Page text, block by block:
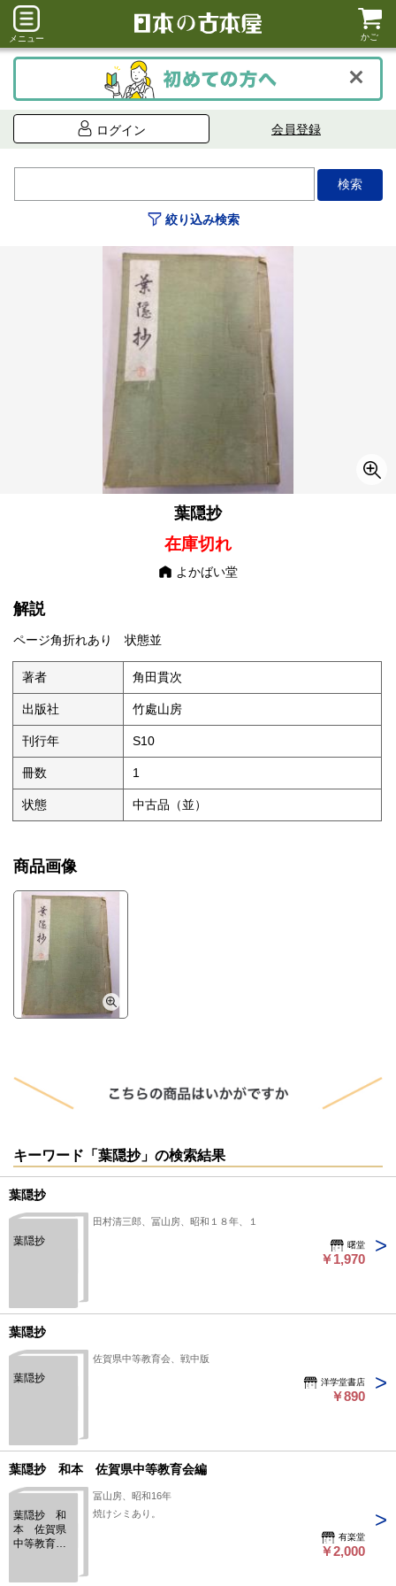
メニュー かご
ログイン 会員登録
絞り込み検索
葉隠抄
在庫切れ
よかばい堂
解説
ページ角折れあり 状態並
著者 角田貫次
出版社 竹處山房
刊行年 S10
冊数 1
状態 中古品（並）
商品画像
キーワード「葉隠抄」の検索結果
葉隠抄
葉隠抄
田村清三郎、冨山房、昭和１８年、１
曙堂
￥1,970
葉隠抄
葉隠抄
佐賀県中等教育会、戦中版
洋学堂書店
￥890
葉隠抄 和本 佐賀県中等教育会編
葉隠抄 和
本 佐賀県
中等教育会
冨山房、昭和16年
焼けシミあり。
有楽堂
￥2,000